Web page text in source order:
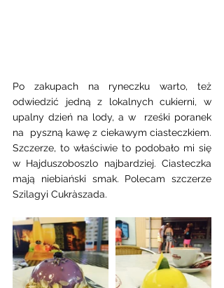
Po zakupach na ryneczku warto, też
odwiedzić jedną z lokalnych cukierni, w
upalny dzień na lody, a w  rześki poranek
na  pyszną kawę z ciekawym ciasteczkiem.
Szczerze, to właściwie to podobało mi się
w Hajduszoboszlo najbardziej. Ciasteczka
mają niebiański smak. Polecam szczerze
Szilagyi Cukràszada.